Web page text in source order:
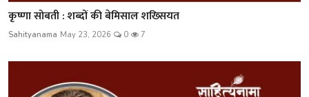
कृष्णा सोबती : शब्दों की बेमिसाल शख्सियत
Sahityanama May 23, 2026 0 7